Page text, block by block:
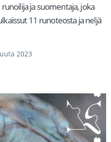
ja suomentaja, joka
11 runoteosta ja neljä
2023